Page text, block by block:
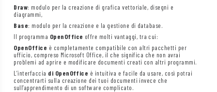
Draw: modulo per la creazione di grafica vettoriale, disegni e
diagrammi,
Base: modulo per la creazione e la gestione di database.
Il programma OpenOffice offre molti vantaggi, tra cui:
OpenOffice è completamente compatibile con altri pacchetti per
ufficio, compreso Microsoft Office, il che significa che non avrai
problemi ad aprire e modificare documenti creati con altri programmi.
L’interfaccia di OpenOffice è intuitiva e facile da usare, così potrai
concentrarti sulla creazione dei tuoi documenti invece che
sull’apprendimento di un software complicato.